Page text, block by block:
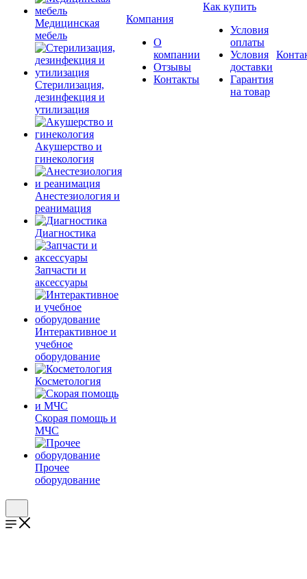
Медицинская
мебель
Стерилизация,
дезинфекция и
утилизация
Акушерство и
гинекология
Анестезиология и
реанимация
Диагностика
Запчасти и
аксессуары
Интерактивное и
учебное
оборудование
Косметология
Скорая помощь и
МЧС
Прочее
оборудование
Компания
О
компании
Отзывы
Контакты
Как купить
Условия
оплаты
Условия
доставки
Гарантия
на товар